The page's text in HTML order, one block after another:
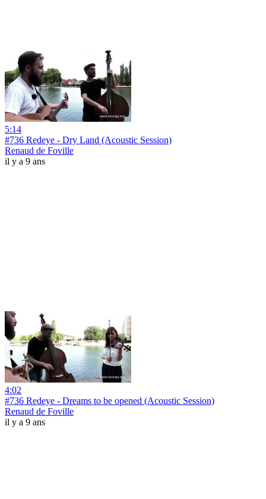
5:14
#736 Redeye - Dry Land (Acoustic Session)
Renaud de Foville
il y a 9 ans
4:02
#736 Redeye - Dreams to be opened (Acoustic Session)
Renaud de Foville
il y a 9 ans